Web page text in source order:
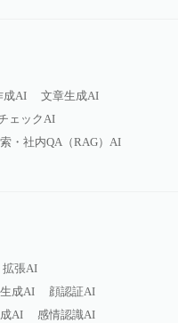
成AI
文章生成AI
ェックAI
・社内QA（RAG）AI
拡張AI
成AI
顔認証AI
AI
感情認識AI